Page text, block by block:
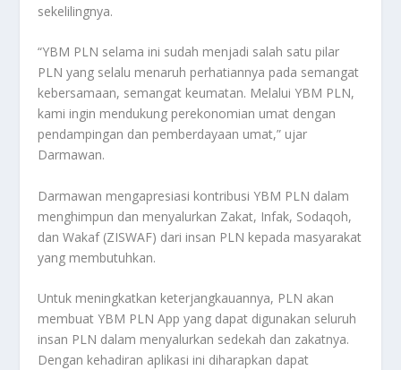
sekelilingnya.
“YBM PLN selama ini sudah menjadi salah satu pilar
PLN yang selalu menaruh perhatiannya pada semangat
kebersamaan, semangat keumatan. Melalui YBM PLN,
kami ingin mendukung perekonomian umat dengan
pendampingan dan pemberdayaan umat,” ujar
Darmawan.
Darmawan mengapresiasi kontribusi YBM PLN dalam
menghimpun dan menyalurkan Zakat, Infak, Sodaqoh,
dan Wakaf (ZISWAF) dari insan PLN kepada masyarakat
yang membutuhkan.
Untuk meningkatkan keterjangkauannya, PLN akan
membuat YBM PLN App yang dapat digunakan seluruh
insan PLN dalam menyalurkan sedekah dan zakatnya.
Dengan kehadiran aplikasi ini diharapkan dapat